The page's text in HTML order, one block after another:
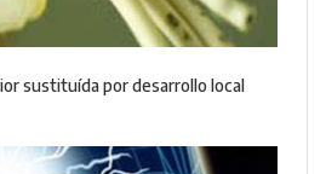
sustituída por desarrollo local